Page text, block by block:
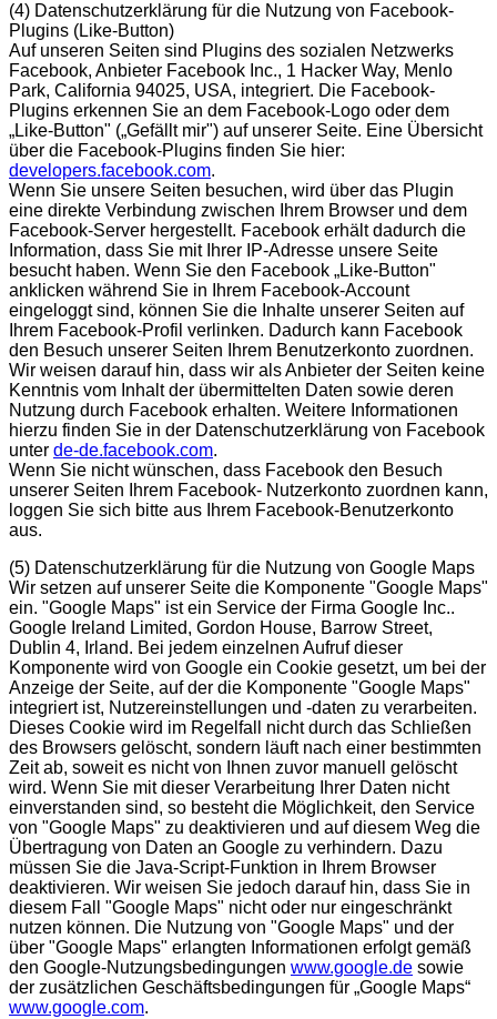
(4) Datenschutzerklärung für die Nutzung von Facebook-
Plugins (Like-Button)
Auf unseren Seiten sind Plugins des sozialen Netzwerks
Facebook, Anbieter Facebook Inc., 1 Hacker Way, Menlo
Park, California 94025, USA, integriert. Die Facebook-
Plugins erkennen Sie an dem Facebook-Logo oder dem
„Like-Button" („Gefällt mir") auf unserer Seite. Eine Übersicht
über die Facebook-Plugins finden Sie hier:
developers.facebook.com.
Wenn Sie unsere Seiten besuchen, wird über das Plugin
eine direkte Verbindung zwischen Ihrem Browser und dem
Facebook-Server hergestellt. Facebook erhält dadurch die
Information, dass Sie mit Ihrer IP-Adresse unsere Seite
besucht haben. Wenn Sie den Facebook „Like-Button"
anklicken während Sie in Ihrem Facebook-Account
eingeloggt sind, können Sie die Inhalte unserer Seiten auf
Ihrem Facebook-Profil verlinken. Dadurch kann Facebook
den Besuch unserer Seiten Ihrem Benutzerkonto zuordnen.
Wir weisen darauf hin, dass wir als Anbieter der Seiten keine
Kenntnis vom Inhalt der übermittelten Daten sowie deren
Nutzung durch Facebook erhalten. Weitere Informationen
hierzu finden Sie in der Datenschutzerklärung von Facebook
unter de-de.facebook.com.
Wenn Sie nicht wünschen, dass Facebook den Besuch
unserer Seiten Ihrem Facebook- Nutzerkonto zuordnen kann,
loggen Sie sich bitte aus Ihrem Facebook-Benutzerkonto
aus.
(5) Datenschutzerklärung für die Nutzung von Google Maps
Wir setzen auf unserer Seite die Komponente "Google Maps"
ein. "Google Maps" ist ein Service der Firma Google Inc..
Google Ireland Limited, Gordon House, Barrow Street,
Dublin 4, Irland. Bei jedem einzelnen Aufruf dieser
Komponente wird von Google ein Cookie gesetzt, um bei der
Anzeige der Seite, auf der die Komponente "Google Maps"
integriert ist, Nutzereinstellungen und -daten zu verarbeiten.
Dieses Cookie wird im Regelfall nicht durch das Schließen
des Browsers gelöscht, sondern läuft nach einer bestimmten
Zeit ab, soweit es nicht von Ihnen zuvor manuell gelöscht
wird. Wenn Sie mit dieser Verarbeitung Ihrer Daten nicht
einverstanden sind, so besteht die Möglichkeit, den Service
von "Google Maps" zu deaktivieren und auf diesem Weg die
Übertragung von Daten an Google zu verhindern. Dazu
müssen Sie die Java-Script-Funktion in Ihrem Browser
deaktivieren. Wir weisen Sie jedoch darauf hin, dass Sie in
diesem Fall "Google Maps" nicht oder nur eingeschränkt
nutzen können. Die Nutzung von "Google Maps" und der
über "Google Maps" erlangten Informationen erfolgt gemäß
den Google-Nutzungsbedingungen www.google.de sowie
der zusätzlichen Geschäftsbedingungen für „Google Maps“
www.google.com.